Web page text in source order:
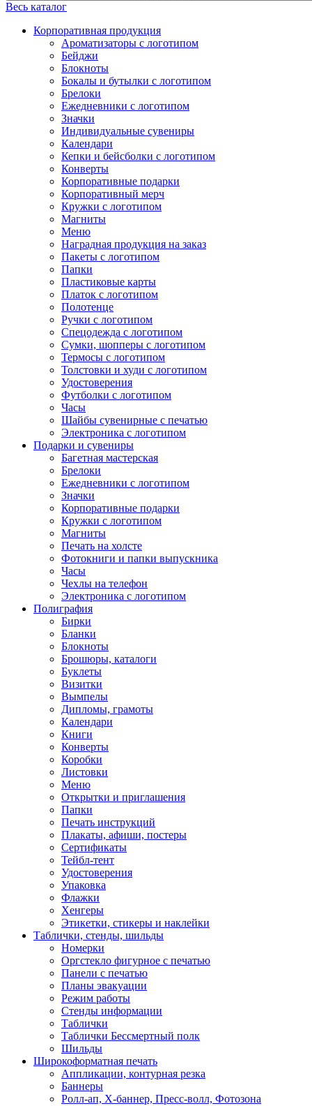
Весь каталог
Корпоративная продукция
Ароматизаторы с логотипом
Бейджи
Блокноты
Бокалы и бутылки с логотипом
Брелоки
Ежедневники с логотипом
Значки
Индивидуальные сувениры
Календари
Кепки и бейсболки с логотипом
Конверты
Корпоративные подарки
Корпоративный мерч
Кружки с логотипом
Магниты
Меню
Наградная продукция на заказ
Пакеты с логотипом
Папки
Пластиковые карты
Платок с логотипом
Полотенце
Ручки с логотипом
Спецодежда с логотипом
Сумки, шопперы с логотипом
Термосы с логотипом
Толстовки и худи с логотипом
Удостоверения
Футболки с логотипом
Часы
Шайбы сувенирные с печатью
Электроника с логотипом
Подарки и сувениры
Багетная мастерская
Брелоки
Ежедневники с логотипом
Значки
Корпоративные подарки
Кружки с логотипом
Магниты
Печать на холсте
Фотокниги и папки выпускника
Часы
Чехлы на телефон
Электроника с логотипом
Полиграфия
Бирки
Бланки
Блокноты
Брошюры, каталоги
Буклеты
Визитки
Вымпелы
Дипломы, грамоты
Календари
Книги
Конверты
Коробки
Листовки
Меню
Открытки и приглашения
Папки
Печать инструкций
Плакаты, афиши, постеры
Сертификаты
Тейбл-тент
Удостоверения
Упаковка
Флажки
Хенгеры
Этикетки, стикеры и наклейки
Таблички, стенды, шильды
Номерки
Оргстекло фигурное с печатью
Панели с печатью
Планы эвакуации
Режим работы
Стенды информации
Таблички
Таблички Бессмертный полк
Шильды
Широкоформатная печать
Аппликации, контурная резка
Баннеры
Ролл-ап, X-баннер, Пресс-волл, Фотозона